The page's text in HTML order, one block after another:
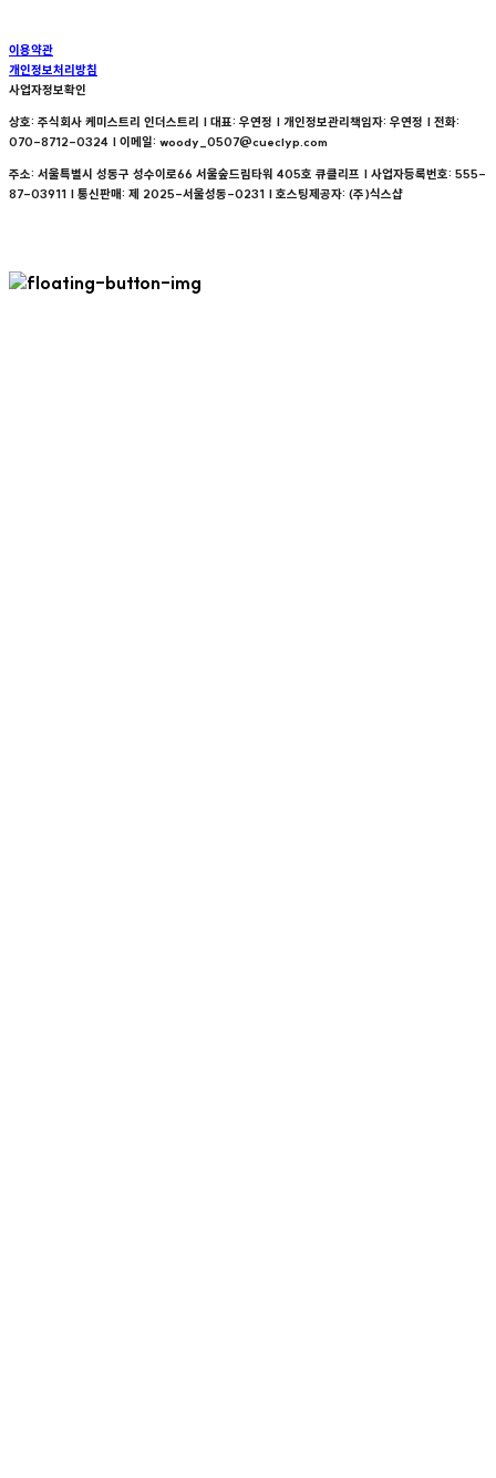
이용약관
개인정보처리방침
사업자정보확인
상호: 주식회사 케미스트리 인더스트리 | 대표: 우연정 | 개인정보관리책임자: 우연정 | 전화:
070-8712-0324 | 이메일: woody_0507@cueclyp.com
주소: 서울특별시 성동구 성수이로66 서울숲드림타워 405호 큐클리프 | 사업자등록번호: 555-
87-03911 | 통신판매: 제 2025-서울성동-0231 | 호스팅제공자: (주)식스샵